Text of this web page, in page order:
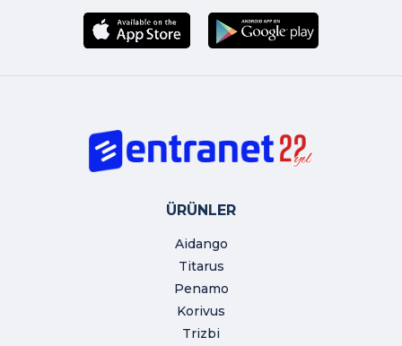
ÜRÜNLER
Aidango
Titarus
Penamo
Korivus
Trizbi